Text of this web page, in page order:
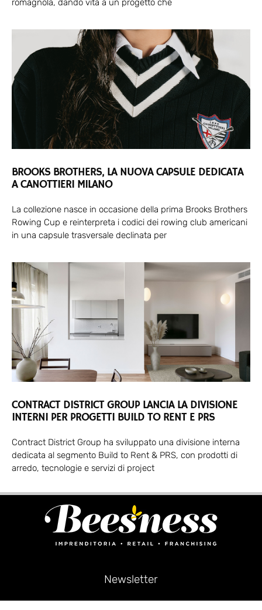
romagnola, dando vita a un progetto che
BROOKS BROTHERS, LA NUOVA CAPSULE DEDICATA
A CANOTTIERI MILANO
La collezione nasce in occasione della prima Brooks Brothers
Rowing Cup e reinterpreta i codici dei rowing club americani
in una capsule trasversale declinata per
CONTRACT DISTRICT GROUP LANCIA LA DIVISIONE
INTERNI PER PROGETTI BUILD TO RENT E PRS
Contract District Group ha sviluppato una divisione interna
dedicata al segmento Build to Rent & PRS, con prodotti di
arredo, tecnologie e servizi di project
Newsletter